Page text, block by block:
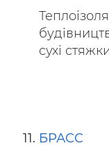
сухі
БРАСС